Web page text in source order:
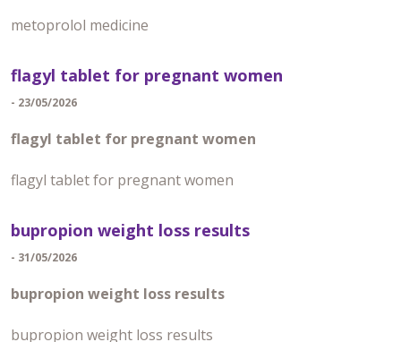
metoprolol medicine
flagyl tablet for pregnant women
- 23/05/2026
flagyl tablet for pregnant women
flagyl tablet for pregnant women
bupropion weight loss results
- 31/05/2026
bupropion weight loss results
bupropion weight loss results